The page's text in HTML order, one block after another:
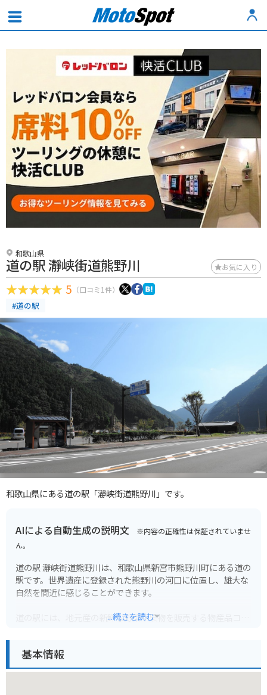
和歌山県
道の駅 瀞峡街道熊野川 お気に入り
5 （口コミ1件）
#道の駅
和歌山県にある道の駅「瀞峡街道熊野川」です。
AIによる自動生成の説明文 ※内容の正確性は保証されていませ
ん。
道の駅 瀞峡街道熊野川は、和歌山県新宮市熊野川町にある道の
駅です。世界遺産に登録された熊野川の河口に位置し、雄大な
自然を間近に感じることができます。
道の駅には、地元産の新鮮な野菜や果物を販売する物産品コー
はじめ、ゆずやレモンなども人気があります。また、熊野牛や
熊野地鶏などのブランド肉もおすすめです。レストランでは、
...続きを読む
基本情報